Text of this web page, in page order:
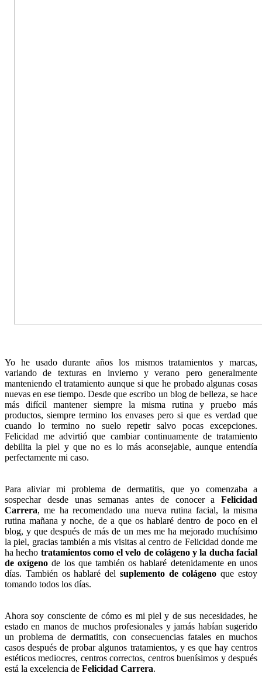
Yo he usado durante años los mismos tratamientos y marcas,
variando de texturas en invierno y verano pero generalmente
manteniendo el tratamiento aunque si que he probado algunas cosas
nuevas en ese tiempo. Desde que escribo un blog de belleza, se hace
más difícil mantener siempre la misma rutina y pruebo más
productos, siempre termino los envases pero si que es verdad que
cuando lo termino no suelo repetir salvo pocas excepciones.
Felicidad me advirtió que cambiar continuamente de tratamiento
debilita la piel y que no es lo más aconsejable, aunque entendía
perfectamente mi caso.
Para aliviar mi problema de dermatitis, que yo comenzaba a
sospechar desde unas semanas antes de conocer a Felicidad
Carrera, me ha recomendado una nueva rutina facial, la misma
rutina mañana y noche, de a que os hablaré dentro de poco en el
blog, y que después de más de un mes me ha mejorado muchísimo
la piel, gracias también a mis visitas al centro de Felicidad donde me
ha hecho tratamientos como el velo de colágeno y la ducha facial
de oxígeno de los que también os hablaré detenidamente en unos
días. También os hablaré del suplemento de colágeno que estoy
tomando todos los días.
Ahora soy consciente de cómo es mi piel y de sus necesidades, he
estado en manos de muchos profesionales y jamás habían sugerido
un problema de dermatitis, con consecuencias fatales en muchos
casos después de probar algunos tratamientos, y es que hay centros
estéticos mediocres, centros correctos, centros buenísimos y después
está la excelencia de Felicidad Carrera.